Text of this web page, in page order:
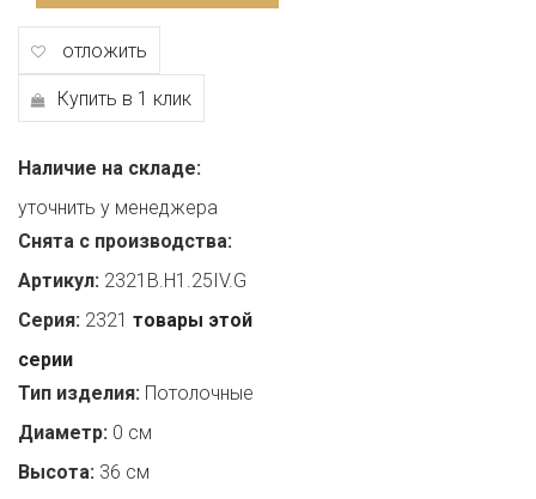
отложить
Купить в 1 клик
Наличие на складе:
уточнить у менеджера
Снята с производства:
Артикул: 2321B.H1.25IV.G
Серия: 2321 товары этой
серии
Тип изделия: Потолочные
Диаметр: 0 см
Высота: 36 см